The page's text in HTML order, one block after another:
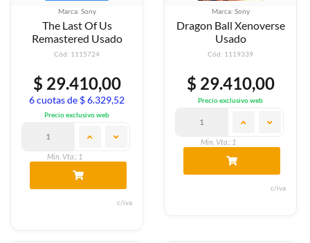
Marca: Sony
The Last Of Us
Remastered Usado
Cód: 1115724
$ 29.410,00
6 cuotas de $ 6.329,52
Precio exclusivo web
Min. Vta.: 1
c/iva
Marca: Sony
Dragon Ball Xenoverse
Usado
Cód: 1119339
$ 29.410,00
Precio exclusivo web
Min. Vta.: 1
c/iva